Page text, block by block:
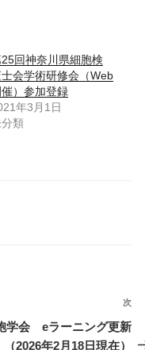
回神奈川県細胞検
会学術研修会（Web
催）参加登録
年3月1日
分類
次
の
投
次
学会 eラーニング更新
2026年2月18日現在）